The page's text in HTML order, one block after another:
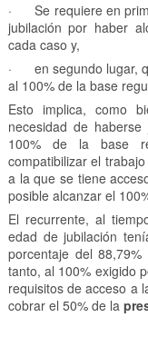
· Se requiere en
jubilación por haber
cada caso y,
· en segundo lugar,
al 100% de la base
Esto implica, como
necesidad de
100% de la base
compatibilizar el
a la que se tiene
posible alcanzar el
El recurrente, al
edad de jubilación
porcentaje del
tanto, al 100% exigido
requisitos de acceso a
cobrar el 50% de la